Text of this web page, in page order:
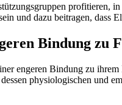
profitieren,
und dazu beitragen, dass
Bindung zu
engeren Bindung zu
physiologischen und